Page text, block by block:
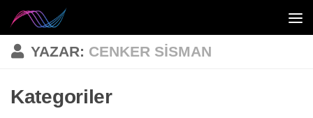
YAZAR: CENKER SISMAN
Kategoriler